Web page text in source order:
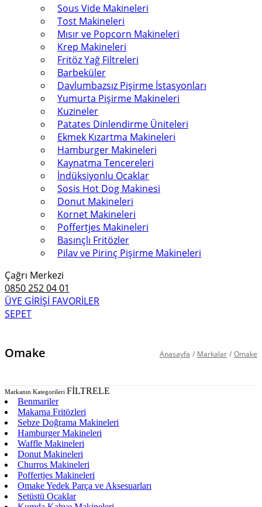
Sous Vide Makineleri
Tost Makineleri
Mısır ve Popcorn Makineleri
Krep Makineleri
Fritöz Yağ Filtreleri
Barbeküler
Davlumbazsız Pişirme İstasyonları
Yumurta Pişirme Makineleri
Kuzineler
Patates Dinlendirme Üniteleri
Ekmek Kızartma Makineleri
Hamburger Makineleri
Kaynatma Tencereleri
İndüksiyonlu Ocaklar
Sosis Hot Dog Makinesi
Donut Makineleri
Kornet Makineleri
Poffertjes Makineleri
Basınçlı Fritözler
Pilav ve Pirinç Pişirme Makineleri
Çağrı Merkezi
0850 252 04 01
ÜYE GİRİŞİ FAVORİLER
SEPET
Omake Anasayfa / Markalar / Omake
Markanın Kategorileri FİLTRELE
Benmariler
Makarna Fritözleri
Sebze Doğrama Makineleri
Hamburger Makineleri
Waffle Makineleri
Donut Makineleri
Churros Makineleri
Poffertjes Makineleri
Omake Yedek Parça ve Aksesuarları
Setüstü Ocaklar